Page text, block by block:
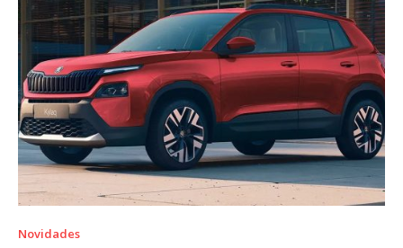
Novidades